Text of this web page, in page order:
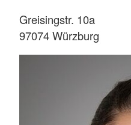
Greisingstr. 10a
97074 Würzburg